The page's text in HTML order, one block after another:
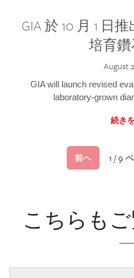
GIA 於 10 月 1 日
培育
August
GIA will launch revised
laboratory-grown
続き
前へ 1 / 9
こちらも